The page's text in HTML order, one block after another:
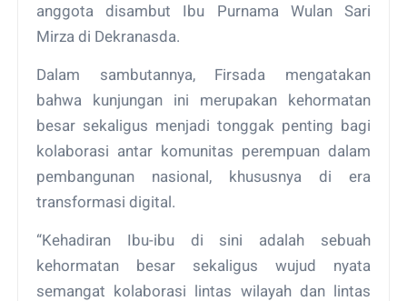
anggota disambut Ibu Purnama Wulan Sari
Mirza di Dekranasda.
Dalam sambutannya, Firsada mengatakan
bahwa kunjungan ini merupakan kehormatan
besar sekaligus menjadi tonggak penting bagi
kolaborasi antar komunitas perempuan dalam
pembangunan nasional, khususnya di era
transformasi digital.
“Kehadiran Ibu-ibu di sini adalah sebuah
kehormatan besar sekaligus wujud nyata
semangat kolaborasi lintas wilayah dan lintas